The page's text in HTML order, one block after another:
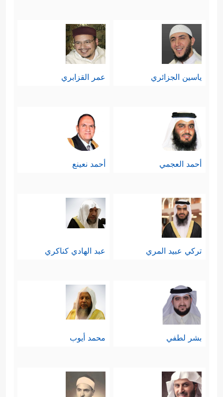
ياسين الجزائري عمر القزابري
أحمد العجمي أحمد نعينع
تركي عبيد المري عبد الهادي كناكري
بشر لطفي محمد أيوب